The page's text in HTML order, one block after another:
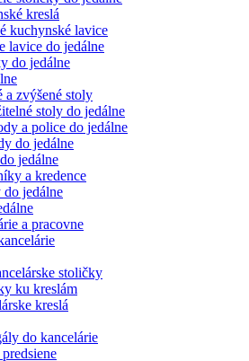
kreslá
kuchynské lavice
lavice do jedálne
do jedálne
a zvýšené stoly
stoly do jedálne
a police do jedálne
do jedálne
jedálne
a kredence
jedálne
a pracovne
stoličky
ku kreslám
kreslá
do kancelárie